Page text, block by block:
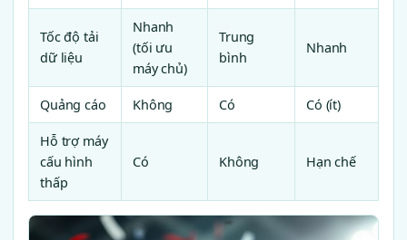
Tốc độ tải
dữ liệu
Nhanh
(tối ưu
máy chủ)
Trung
bình
Nhanh
Quảng cáo Không Có Có (ít)
Hỗ trợ máy
cấu hình
thấp
Có Không Hạn chế